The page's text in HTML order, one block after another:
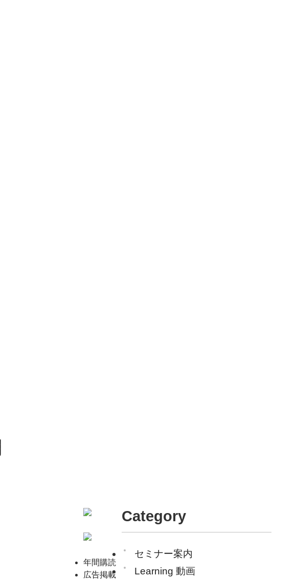
Category
セミナー案内
Learning 動画
年間購読
広告掲載